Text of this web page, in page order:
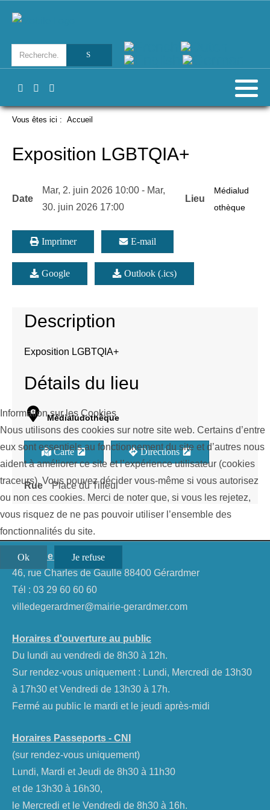
Vous êtes ici : Accueil
Exposition LGBTQIA+
Date
Mar, 2. juin 2026 10:00 - Mar,
30. juin 2026 17:00
Lieu
Médialud
othèque
Imprimer E-mail
Google Outlook (.ics)
Description
Exposition LGBTQIA+
Détails du lieu
Médialudothèque
Carte Directions
Rue Place du Tilleul
Mairie de Gérardmer
46, rue Charles de Gaulle 88400 Gérardmer
Tél : 03 29 60 60 60
villedegerardmer@mairie-gerardmer.com
Horaires d'ouverture au public
Du lundi au vendredi de 8h30 à 12h.
Sur rendez-vous uniquement : Lundi, Mercredi de 13h30
à 17h30 et Vendredi de 13h30 à 17h.
Fermé au public le mardi et le jeudi après-midi
Horaires Passeports - CNI
(sur rendez-vous uniquement)
Lundi, Mardi et Jeudi de 8h30 à 11h30
et de 13h30 à 16h30,
le Mercredi et le Vendredi de 8h30 à 16h.
Information sur les Cookies
Nous utilisons des cookies sur notre site web. Certains d’entre
eux sont essentiels au fonctionnement du site et d’autres nous
aident à améliorer ce site et l’expérience utilisateur (cookies
traceurs). Vous pouvez décider vous-même si vous autorisez
ou non ces cookies. Merci de noter que, si vous les rejetez,
vous risquez de ne pas pouvoir utiliser l’ensemble des
fonctionnalités du site.
Ok Je refuse